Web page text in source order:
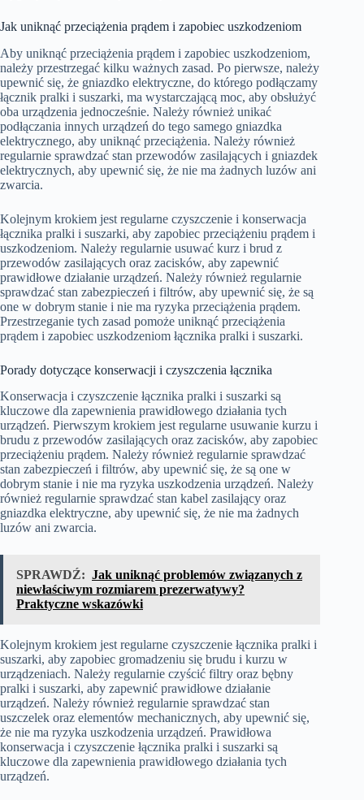
Jak uniknąć przeciążenia prądem i zapobiec uszkodzeniom
Aby uniknąć przeciążenia prądem i zapobiec uszkodzeniom,
należy przestrzegać kilku ważnych zasad. Po pierwsze, należy
upewnić się, że gniazdko elektryczne, do którego podłączamy
łącznik pralki i suszarki, ma wystarczającą moc, aby obsłużyć
oba urządzenia jednocześnie. Należy również unikać
podłączania innych urządzeń do tego samego gniazdka
elektrycznego, aby uniknąć przeciążenia. Należy również
regularnie sprawdzać stan przewodów zasilających i gniazdek
elektrycznych, aby upewnić się, że nie ma żadnych luzów ani
zwarcia.
Kolejnym krokiem jest regularne czyszczenie i konserwacja
łącznika pralki i suszarki, aby zapobiec przeciążeniu prądem i
uszkodzeniom. Należy regularnie usuwać kurz i brud z
przewodów zasilających oraz zacisków, aby zapewnić
prawidłowe działanie urządzeń. Należy również regularnie
sprawdzać stan zabezpieczeń i filtrów, aby upewnić się, że są
one w dobrym stanie i nie ma ryzyka przeciążenia prądem.
Przestrzeganie tych zasad pomoże uniknąć przeciążenia
prądem i zapobiec uszkodzeniom łącznika pralki i suszarki.
Porady dotyczące konserwacji i czyszczenia łącznika
Konserwacja i czyszczenie łącznika pralki i suszarki są
kluczowe dla zapewnienia prawidłowego działania tych
urządzeń. Pierwszym krokiem jest regularne usuwanie kurzu i
brudu z przewodów zasilających oraz zacisków, aby zapobiec
przeciążeniu prądem. Należy również regularnie sprawdzać
stan zabezpieczeń i filtrów, aby upewnić się, że są one w
dobrym stanie i nie ma ryzyka uszkodzenia urządzeń. Należy
również regularnie sprawdzać stan kabel zasilający oraz
gniazdka elektryczne, aby upewnić się, że nie ma żadnych
luzów ani zwarcia.
SPRAWDŹ: Jak uniknąć problemów związanych z
niewłaściwym rozmiarem prezerwatywy?
Praktyczne wskazówki
Kolejnym krokiem jest regularne czyszczenie łącznika pralki i
suszarki, aby zapobiec gromadzeniu się brudu i kurzu w
urządzeniach. Należy regularnie czyścić filtry oraz bębny
pralki i suszarki, aby zapewnić prawidłowe działanie
urządzeń. Należy również regularnie sprawdzać stan
uszczelek oraz elementów mechanicznych, aby upewnić się,
że nie ma ryzyka uszkodzenia urządzeń. Prawidłowa
konserwacja i czyszczenie łącznika pralki i suszarki są
kluczowe dla zapewnienia prawidłowego działania tych
urządzeń.